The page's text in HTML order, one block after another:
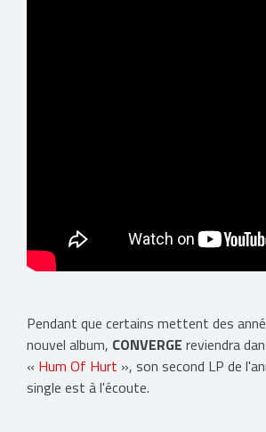
Pendant que certains mettent des
nouvel album, CONVERGE reviendra
« Hum Of Hurt », son second LP de
single est à l'écoute.